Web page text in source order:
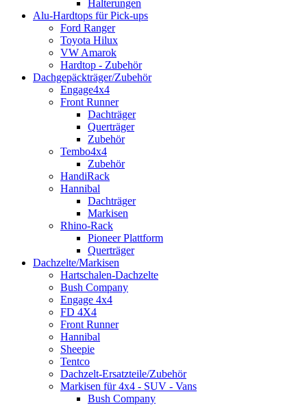
Halterungen
Alu-Hardtops für Pick-ups
Ford Ranger
Toyota Hilux
VW Amarok
Hardtop - Zubehör
Dachgepäckträger/Zubehör
Engage4x4
Front Runner
Dachträger
Querträger
Zubehör
Tembo4x4
Zubehör
HandiRack
Hannibal
Dachträger
Markisen
Rhino-Rack
Pioneer Plattform
Querträger
Dachzelte/Markisen
Hartschalen-Dachzelte
Bush Company
Engage 4x4
FD 4X4
Front Runner
Hannibal
Sheepie
Tentco
Dachzelt-Ersatzteile/Zubehör
Markisen für 4x4 - SUV - Vans
Bush Company